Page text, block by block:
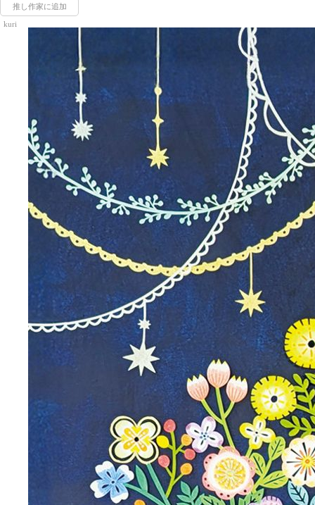
推し作家に追加
kuri